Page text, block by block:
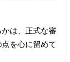
は、正式な審
を心に留めて